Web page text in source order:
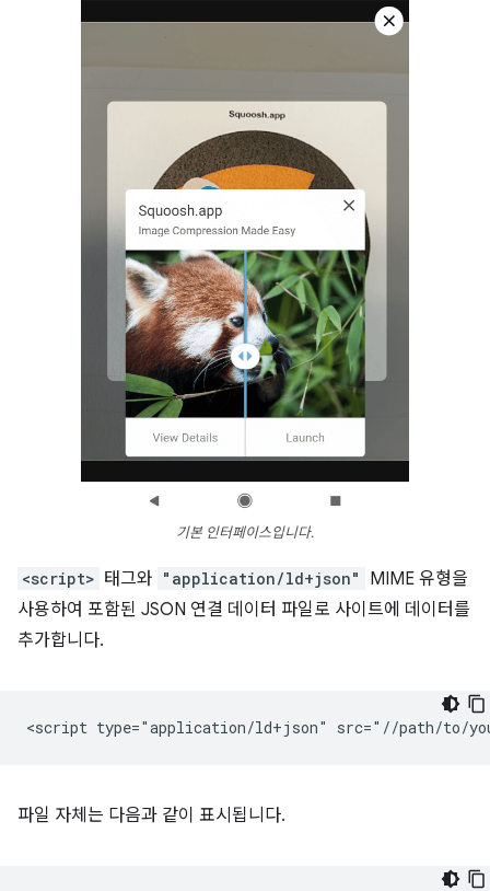
기본 인터페이스입니다.
<script> 태그와 "application/ld+json"
MIME 유형을
사용하여 포함된 JSON 연결 데이터 파일로 사이트에 데이터를
추가합니다.
파일 자체는 다음과 같이 표시됩니다.